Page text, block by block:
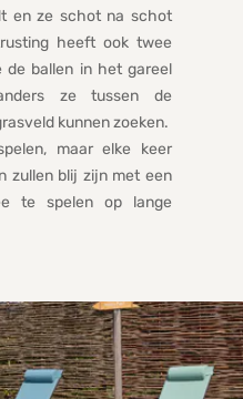
en ze schot na schot
heeft ook twee
de ballen in het gareel
ze tussen de
kunnen zoeken.
maar elke keer
zullen blij zijn met een
te spelen op lange